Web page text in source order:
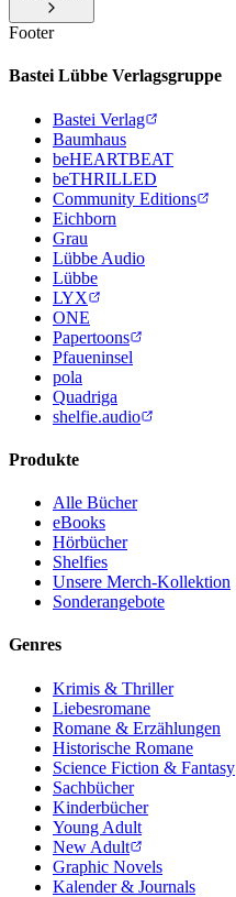
Footer
Bastei Lübbe Verlagsgruppe
Bastei Verlag
Baumhaus
beHEARTBEAT
beTHRILLED
Community Editions
Eichborn
Grau
Lübbe Audio
Lübbe
LYX
ONE
Papertoons
Pfaueninsel
pola
Quadriga
shelfie.audio
Produkte
Alle Bücher
eBooks
Hörbücher
Shelfies
Unsere Merch-Kollektion
Sonderangebote
Genres
Krimis & Thriller
Liebesromane
Romane & Erzählungen
Historische Romane
Science Fiction & Fantasy
Sachbücher
Kinderbücher
Young Adult
New Adult
Graphic Novels
Kalender & Journals